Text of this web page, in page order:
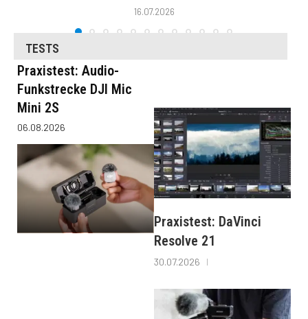
16.07.2026
TESTS
Praxistest: Audio-
Funkstrecke DJI Mic
Mini 2S
06.08.2026
Praxistest: DaVinci
Resolve 21
30.07.2026